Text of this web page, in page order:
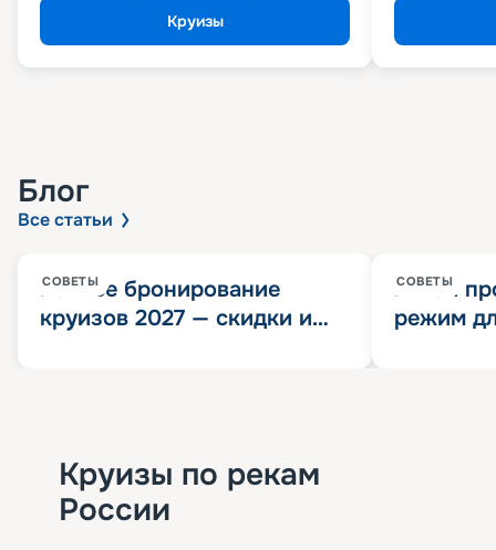
Круизы
Блог
Все статьи
СОВЕТЫ
Раннее бронирование
круизов 2027 — скидки и
СОВЕТЫ
Китай
режим
Круизы по рекам
России